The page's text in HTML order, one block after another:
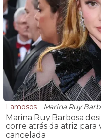
Famosos - Marina Ruy
Marina Ruy Barbosa
corre atrás da atriz para
cancelada